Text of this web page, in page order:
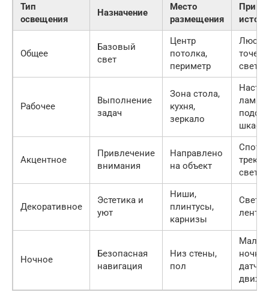
Тип
освещения
Назначение
Место
размещения
Общее
Базовый
свет
Центр
потолка,
периметр
Рабочее
Выполнение
задач
Зона стола,
кухня,
зеркало
лампа,
Акцентное
Привлечение
внимания
Направлено
на объект
Споты,
Декоративное
Эстетика и
уют
Ниши,
плинтусы,
карнизы
Ночное
Безопасная
навигация
Низ стены,
пол
Малые